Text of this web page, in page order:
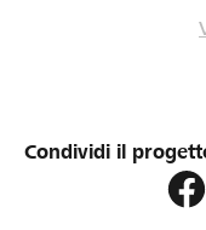
Condividi il